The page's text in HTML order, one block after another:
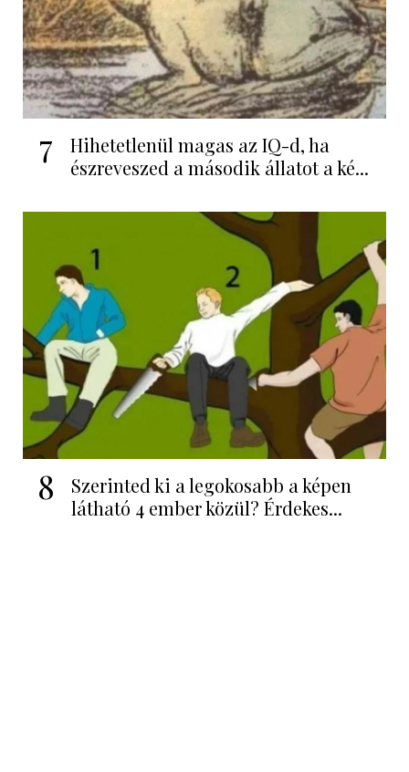
7
Hihetetlenül magas az IQ-d, ha
észreveszed a második állatot a ké...
8
Szerinted ki a legokosabb a képen
látható 4 ember közül? Érdekes...